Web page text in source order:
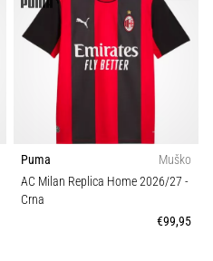
Puma
Muško
AC Milan Replica Home 2026/27 -
Crna
€99,95